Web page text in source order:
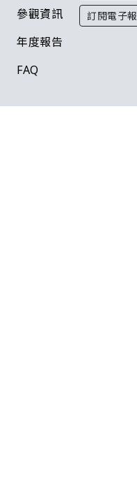
參觀資訊
年度報告
FAQ
訂閱電子報